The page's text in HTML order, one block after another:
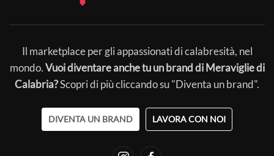
Il marketplace per gli appassionati di calabresità, nel
mondo.Vuoi diventare anche tu un brand di Meraviglie di
Calabria?Scopri di più cliccando su "Diventa un brand".
DIVENTA UN BRAND LAVORA CON NOI